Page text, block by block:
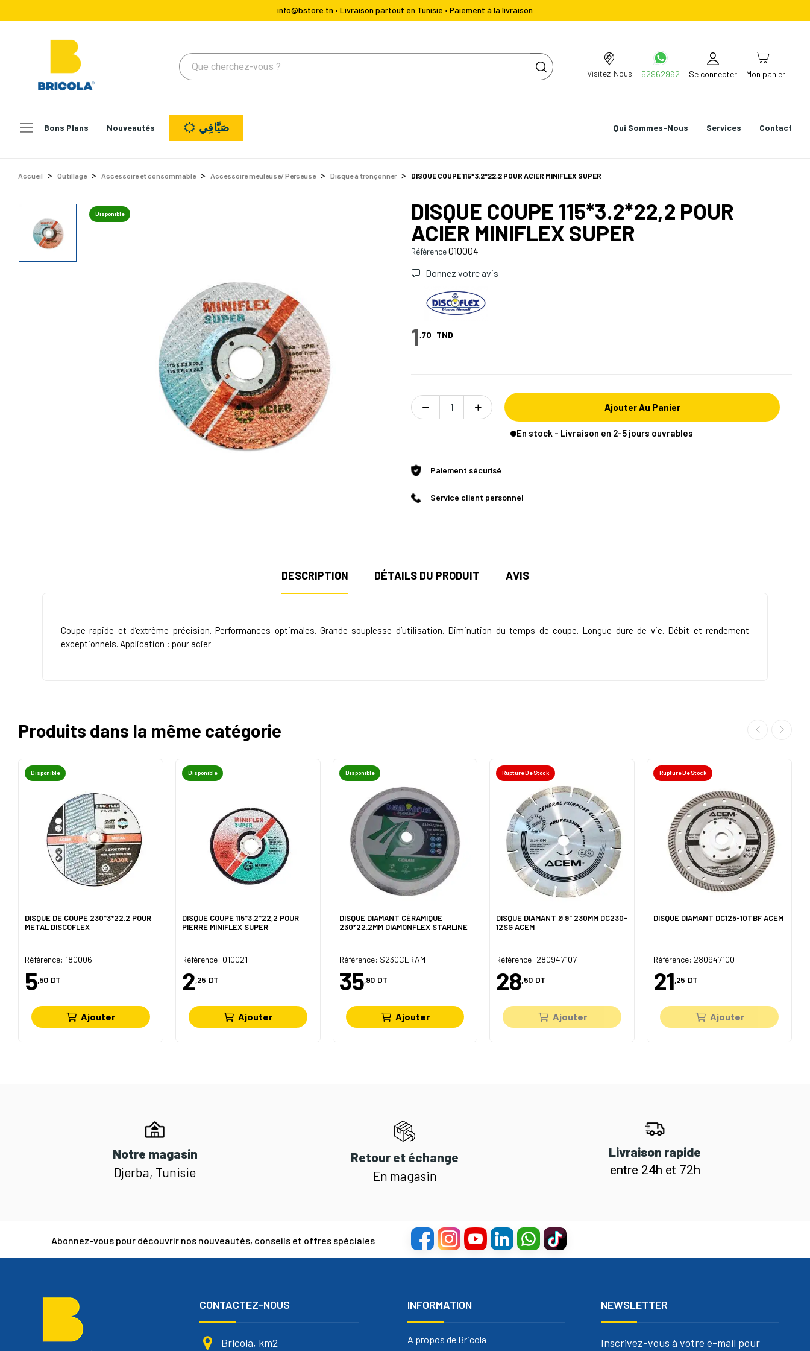
info@bstore.tn • Livraison partout en Tunisie • Paiement à la livraison
Visitez-Nous 52962962 Se connecter Mon panier
Bons Plans Nouveautés Qui Sommes-Nous Services Contact صَيَّافِي
Accueil Outillage Accessoire et consommable Accessoire meuleuse/ Perceuse Disque à tronçonner DISQUE COUPE 115*3.2*22,2 POUR ACIER MINIFLEX SUPER
Disponible
DISQUE COUPE 115*3.2*22,2 POUR
ACIER MINIFLEX SUPER
Référence010004
Donnez votre avis
1,70 TND
Ajouter Au Panier
En stock - Livraison en 2-5 jours ouvrables
Paiement sécurisé
Service client personnel
DESCRIPTION DÉTAILS DU PRODUIT AVIS
Coupe rapide et d’extrême précision. Performances optimales. Grande souplesse d’utilisation. Diminution du temps de coupe. Longue dure de vie. Débit et rendement
exceptionnels. Application : pour acier
Produits dans la même catégorie
Disponible
DISQUE DE COUPE 230*3*22.2 POUR
METAL DISCOFLEX
Référence: 180006
5,50 DT
Ajouter
Disponible
DISQUE COUPE 115*3.2*22,2 POUR
PIERRE MINIFLEX SUPER
Référence: 010021
2,25 DT
Ajouter
Disponible
DISQUE DIAMANT CÉRAMIQUE
230*22.2MM DIAMONFLEX STARLINE
Référence: S230CERAM
35,90 DT
Ajouter
Rupture De Stock
DISQUE DIAMANT Ø 9" 230MM DC230-
12SG ACEM
Référence: 280947107
28,50 DT
Ajouter
Rupture De Stock
DISQUE DIAMANT DC125-10TBF ACEM
Référence: 280947100
21,25 DT
Ajouter
Notre magasin
Djerba, Tunisie
Retour et échange
En magasin
Livraison rapide
entre 24h et 72h
Abonnez-vous pour découvrir nos nouveautés, conseils et offres spéciales
CONTACTEZ-NOUS
Bricola, km2
INFORMATION
A propos de Bricola
NEWSLETTER
Inscrivez-vous à votre e-mail pour